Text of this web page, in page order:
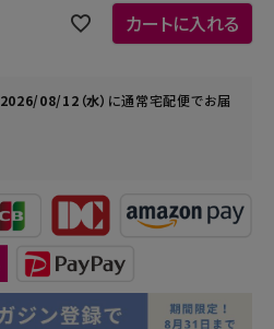
カートに入れる
2026/08/12（水） に通常宅配便でお届